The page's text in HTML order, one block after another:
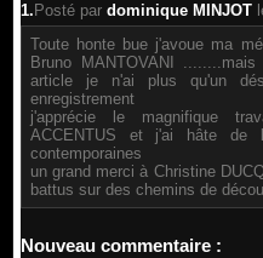
1. Posté par dominique MINJOT
Toute honte bue j'avoue ma
Bruno MANTOVANI
article je n'ai plus qu'un
enregistrement
j'apprécie le magnifique
ACCENTUS et j'ai hâte de
contemporaines
un grand merci à Christine
battus sur des chemins de
Nouveau commentaire :